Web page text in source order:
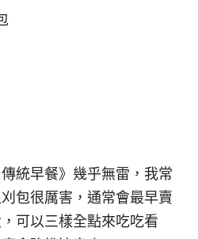
統早餐》幾乎無雷，我常
包很厲害，通常會最早賣
可以三樣全點來吃吃看